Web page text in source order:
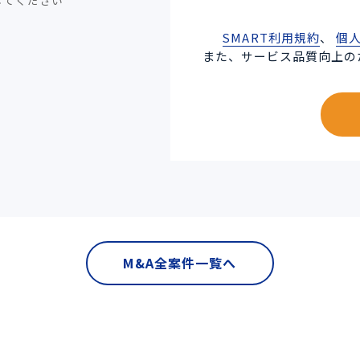
SMART利用規約、 個
また、サービス品質向上
M&A全案件一覧へ